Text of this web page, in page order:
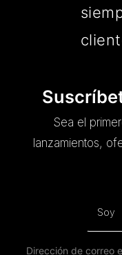
Sea el
lanzamientos,